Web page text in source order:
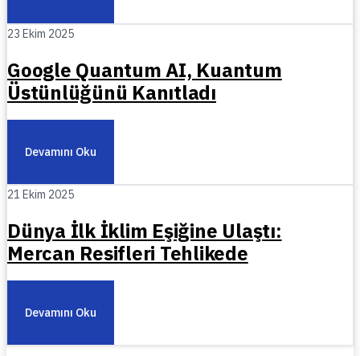
23 Ekim 2025
Google Quantum AI, Kuantum
Üstünlüğünü Kanıtladı
Devamını Oku
21 Ekim 2025
Dünya İlk İklim Eşiğine Ulaştı:
Mercan Resifleri Tehlikede
Devamını Oku